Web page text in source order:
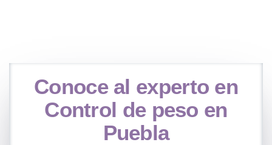
Conoce al experto en
Control de peso en
Puebla